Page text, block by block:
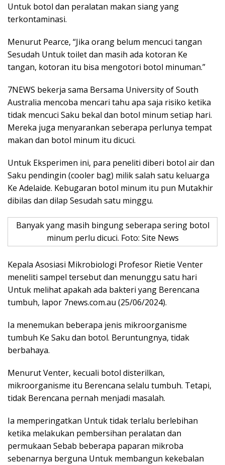
Untuk botol dan peralatan makan siang yang
terkontaminasi.
Menurut Pearce, “Jika orang belum mencuci tangan
Sesudah Untuk toilet dan masih ada kotoran Ke
tangan, kotoran itu bisa mengotori botol minuman.”
7NEWS bekerja sama Bersama University of South
Australia mencoba mencari tahu apa saja risiko ketika
tidak mencuci Saku bekal dan botol minum setiap hari.
Mereka juga menyarankan seberapa perlunya tempat
makan dan botol minum itu dicuci.
Untuk Eksperimen ini, para peneliti diberi botol air dan
Saku pendingin (cooler bag) milik salah satu keluarga
Ke Adelaide. Kebugaran botol minum itu pun Mutakhir
dibilas dan dilap Sesudah satu minggu.
Banyak yang masih bingung seberapa sering botol
minum perlu dicuci. Foto: Site News
Kepala Asosiasi Mikrobiologi Profesor Rietie Venter
meneliti sampel tersebut dan menunggu satu hari
Untuk melihat apakah ada bakteri yang Berencana
tumbuh, lapor 7news.com.au (25/06/2024).
Ia menemukan beberapa jenis mikroorganisme
tumbuh Ke Saku dan botol. Beruntungnya, tidak
berbahaya.
Menurut Venter, kecuali botol disterilkan,
mikroorganisme itu Berencana selalu tumbuh. Tetapi,
tidak Berencana pernah menjadi masalah.
Ia memperingatkan Untuk tidak terlalu berlebihan
ketika melakukan pembersihan peralatan dan
permukaan Sebab beberapa paparan mikroba
sebenarnya berguna Untuk membangun kekebalan